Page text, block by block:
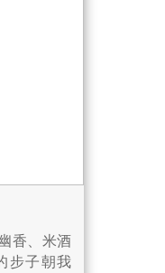
香、米酒
步子朝我